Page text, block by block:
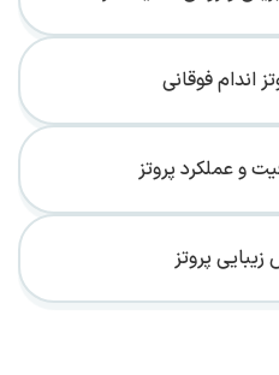
اندام فوقانی
و عملکرد پروتز
پروتز